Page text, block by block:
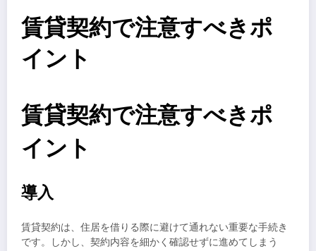
賃貸契約で注意すべきポ
イント
賃貸契約で注意すべきポ
イント
導入
賃貸契約は、住居を借りる際に避けて通れない重要な手続き
です。しかし、契約内容を細かく確認せずに進めてしまう